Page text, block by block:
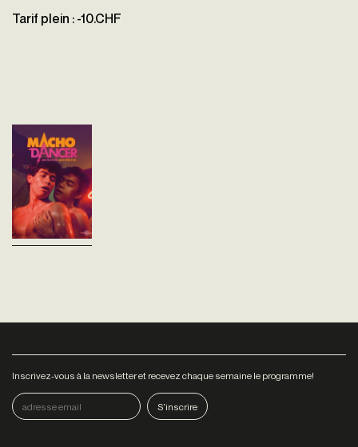
Tarif plein : -10.CHF
de suivre son ami Greg à
Manille, afin de subvenir aux
besoins de sa famille. Là-bas,
il...
Inscrivez-vous à la newsletter et recevez chaque semaine le programme!